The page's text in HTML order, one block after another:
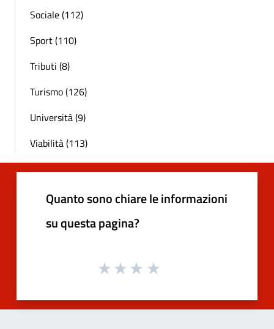
Sociale (112)
Sport (110)
Tributi (8)
Turismo (126)
Università (9)
Viabilità (113)
Quanto sono chiare le informazioni
su questa pagina?